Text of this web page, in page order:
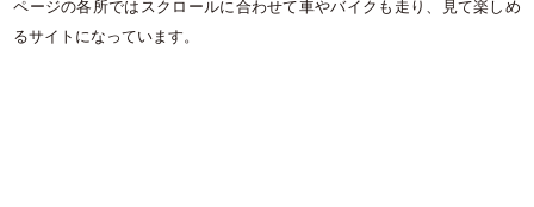
ページの各所ではスクロールに合わせて車やバイクも走り、見て楽しめ
るサイトになっています。